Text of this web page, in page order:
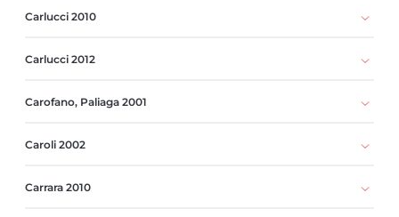
Carlucci 2010
Carlucci 2012
Carofano, Paliaga 2001
Caroli 2002
Carrara 2010